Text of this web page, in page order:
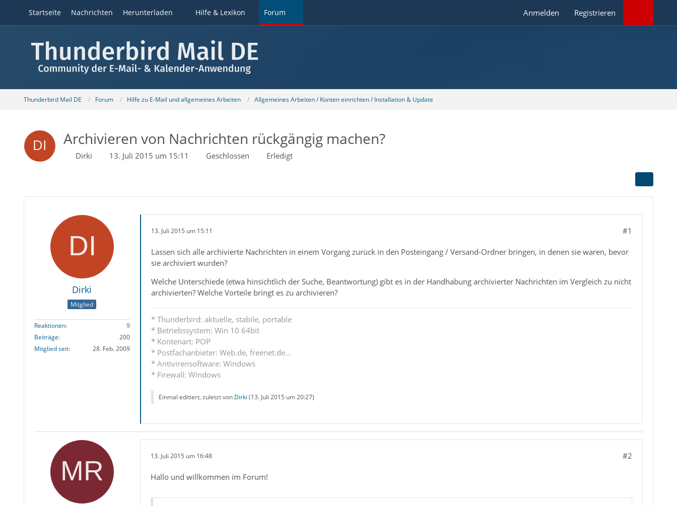
Startseite Nachrichten Herunterladen Hilfe & Lexikon Forum Anmelden Registrieren
Thunderbird Mail DE Forum Hilfe zu E-Mail und allgemeines Arbeiten Allgemeines Arbeiten / Konten einrichten / Installation & Update
Archivieren von Nachrichten rückgängig machen?
Dirki 13. Juli 2015 um 15:11 Geschlossen Erledigt
Dirki
Mitglied
Reaktionen
9
Beiträge
200
Mitglied seit
28. Feb. 2009
13. Juli 2015 um 15:11 #1
Lassen sich alle archivierte Nachrichten in einem Vorgang zurück in den Posteingang / Versand-Ordner bringen, in denen sie waren, bevor
sie archiviert wurden?
Welche Unterschiede (etwa hinsichtlich der Suche, Beantwortung) gibt es in der Handhabung archivierter Nachrichten im Vergleich zu nicht
archivierten? Welche Vorteile bringt es zu archivieren?
* Thunderbird: aktuelle, stabile, portable
* Betriebssystem: Win 10 64bit
* Kontenart: POP
* Postfachanbieter: Web.de, freenet.de...
* Antivirensoftware: Windows
* Firewall: Windows
Einmal editiert, zuletzt von Dirki (13. Juli 2015 um 20:27)
13. Juli 2015 um 16:48 #2
Hallo und willkommen im Forum!